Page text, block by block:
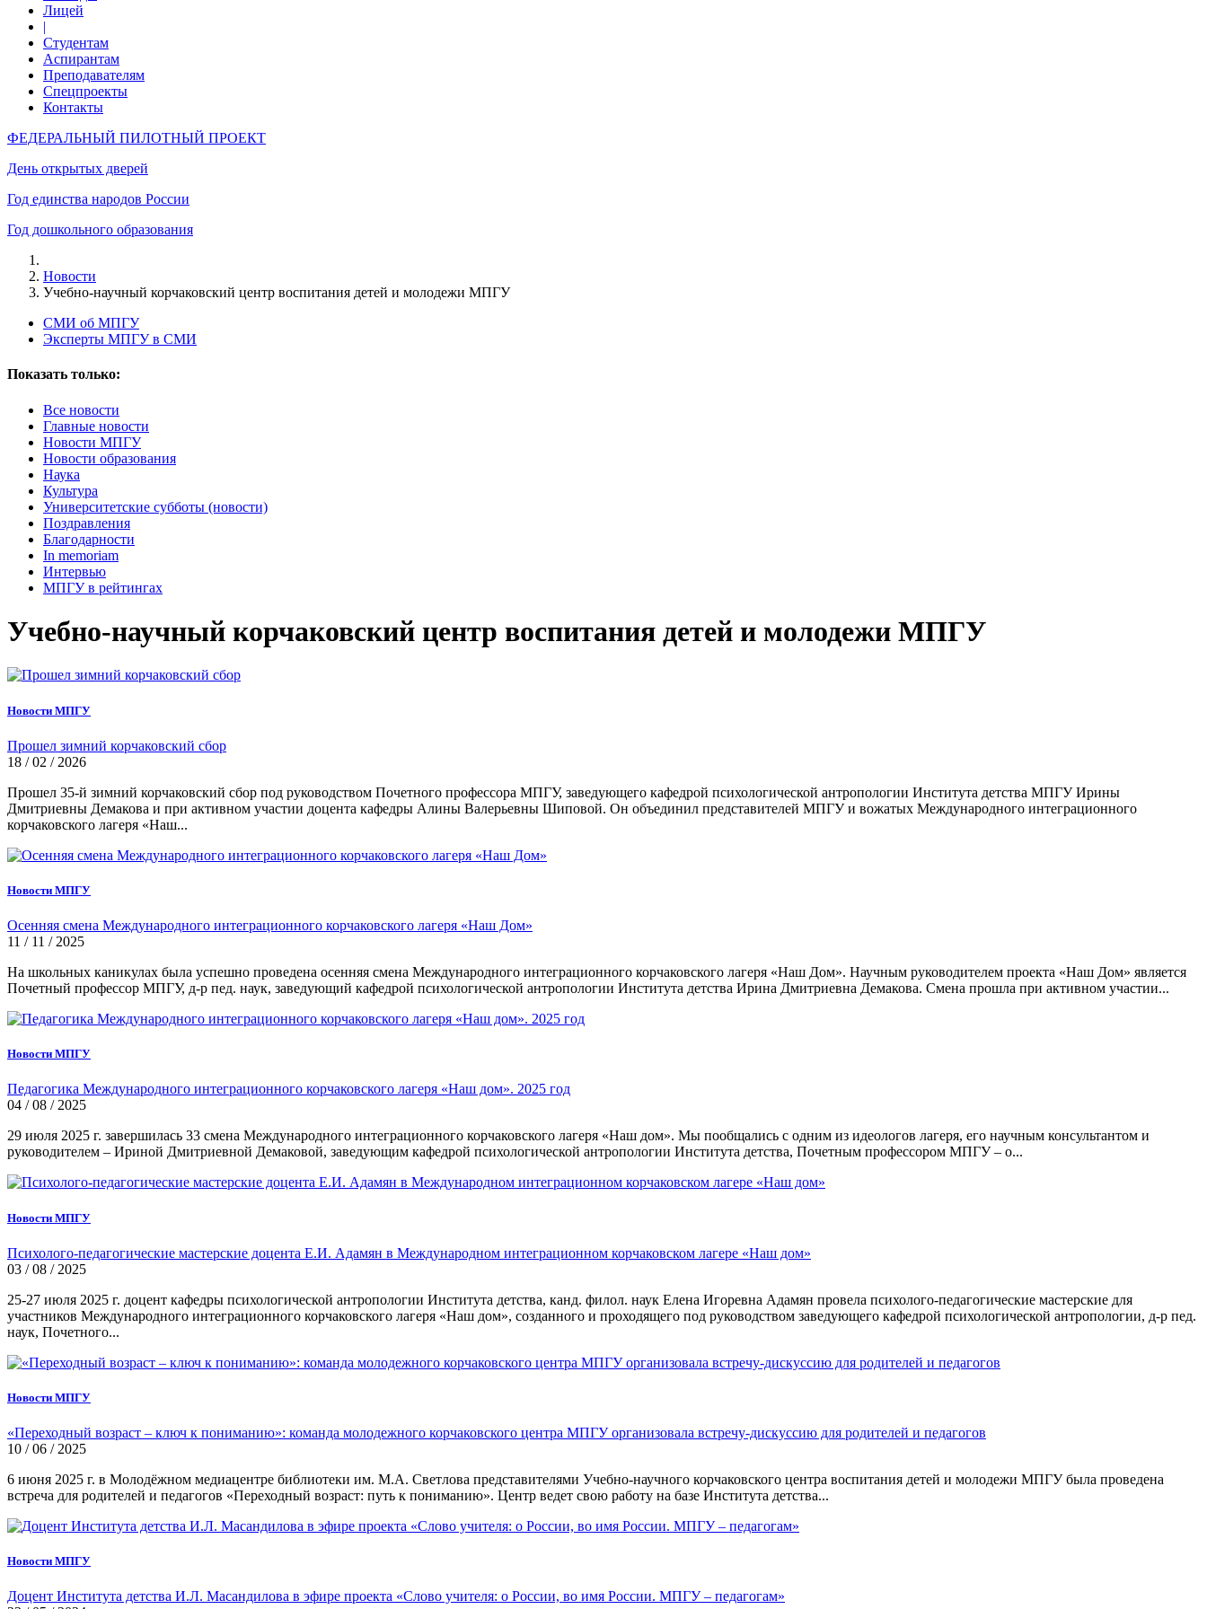
Лицей
|
Студентам
Аспирантам
Преподавателям
Спецпроекты
Контакты
ФЕДЕРАЛЬНЫЙ ПИЛОТНЫЙ ПРОЕКТ
День открытых дверей
Год единства народов России
Год дошкольного образования
Новости
Учебно-научный корчаковский центр воспитания детей и молодежи МПГУ
СМИ об МПГУ
Эксперты МПГУ в СМИ
Показать только:
Все новости
Главные новости
Новости МПГУ
Новости образования
Наука
Культура
Университетские субботы (новости)
Поздравления
Благодарности
In memoriam
Интервью
МПГУ в рейтингах
Учебно-научный корчаковский центр воспитания детей и молодежи МПГУ
Новости МПГУ
Прошел зимний корчаковский сбор
18 / 02 / 2026
Прошел 35-й зимний корчаковский сбор под руководством Почетного профессора МПГУ, заведующего кафедрой психологической антропологии Института детства МПГУ Ирины
Дмитриевны Демакова и при активном участии доцента кафедры Алины Валерьевны Шиповой. Он объединил представителей МПГУ и вожатых Международного интеграционного
корчаковского лагеря «Наш...
Новости МПГУ
Осенняя смена Международного интеграционного корчаковского лагеря «Наш Дом»
11 / 11 / 2025
На школьных каникулах была успешно проведена осенняя смена Международного интеграционного корчаковского лагеря «Наш Дом». Научным руководителем проекта «Наш Дом» является
Почетный профессор МПГУ, д-р пед. наук, заведующий кафедрой психологической антропологии Института детства Ирина Дмитриевна Демакова. Смена прошла при активном участии...
Новости МПГУ
Педагогика Международного интеграционного корчаковского лагеря «Наш дом». 2025 год
04 / 08 / 2025
29 июля 2025 г. завершилась 33 смена Международного интеграционного корчаковского лагеря «Наш дом». Мы пообщались с одним из идеологов лагеря, его научным консультантом и
руководителем – Ириной Дмитриевной Демаковой, заведующим кафедрой психологической антропологии Института детства, Почетным профессором МПГУ – о...
Новости МПГУ
Психолого-педагогические мастерские доцента Е.И. Адамян в Международном интеграционном корчаковском лагере «Наш дом»
03 / 08 / 2025
25-27 июля 2025 г. доцент кафедры психологической антропологии Института детства, канд. филол. наук Елена Игоревна Адамян провела психолого-педагогические мастерские для
участников Международного интеграционного корчаковского лагеря «Наш дом», созданного и проходящего под руководством заведующего кафедрой психологической антропологии, д-р пед.
наук, Почетного...
Новости МПГУ
«Переходный возраст – ключ к пониманию»: команда молодежного корчаковского центра МПГУ организовала встречу-дискуссию для родителей и педагогов
10 / 06 / 2025
6 июня 2025 г. в Молодёжном медиацентре библиотеки им. М.А. Светлова представителями Учебно-научного корчаковского центра воспитания детей и молодежи МПГУ была проведена
встреча для родителей и педагогов «Переходный возраст: путь к пониманию». Центр ведет свою работу на базе Института детства...
Новости МПГУ
Доцент Института детства И.Л. Масандилова в эфире проекта «Слово учителя: о России, во имя России. МПГУ – педагогам»